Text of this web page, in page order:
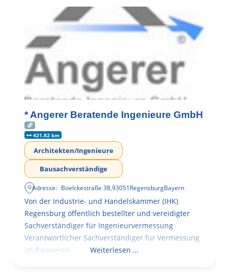
* Angerer Beratende Ingenieure GmbH
421.82 km
Architekten/Ingenieure
Bausachverständige
Adresse: Boelckestraße 38,93051RegensburgBayern
Von der Industrie- und Handelskammer (IHK)
Regensburg öffentlich bestellter und vereidigter
Sachverständiger für Ingenieurvermessung
Verantwortlicher Sachverständiger für Vermessung
im Bauwesen
Weiterlesen …